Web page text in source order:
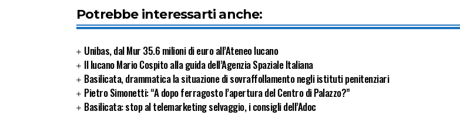
Potrebbe interessarti anche:
Unibas, dal Mur 35.6 milioni di euro all’Ateneo lucano
Il lucano Mario Cospito alla guida dell’Agenzia Spaziale Italiana
Basilicata, drammatica la situazione di sovraffollamento negli istituti penitenziari
Pietro Simonetti: “A dopo ferragosto l’apertura del Centro di Palazzo?”
Basilicata: stop al telemarketing selvaggio, i consigli dell’Adoc